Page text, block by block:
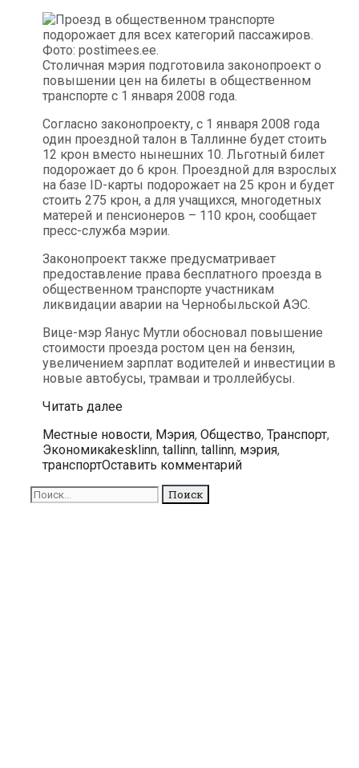
Столичная мэрия подготовила законопроект о
повышении цен на билеты в общественном
транспорте с 1 января 2008 года.
Согласно законопроекту, с 1 января 2008 года
один проездной талон в Таллинне будет стоить
12 крон вместо нынешних 10. Льготный билет
подорожает до 6 крон. Проездной для взрослых
на базе ID-карты подорожает на 25 крон и будет
стоить 275 крон, а для учащихся, многодетных
матерей и пенсионеров – 110 крон, сообщает
пресс-служба мэрии.
Законопроект также предусматривает
предоставление права бесплатного проезда в
общественном транспорте участникам
ликвидации аварии на Чернобыльской АЭС.
Вице-мэр Яанус Мутли обосновал повышение
стоимости проезда ростом цен на бензин,
увеличением зарплат водителей и инвестиции в
новые автобусы, трамваи и троллейбусы.
Читать далееС
января
в
Таллинне
подорожает
общественный
Рубрики
Местные новости, Мэрия, Общество, Транспорт,
ЭкономикаМетки
kesklinn, tallinn, tallinn, мэрия,
транспортОставить комментарий
Поиск
для: